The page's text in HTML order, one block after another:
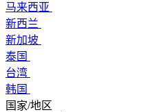
马来西亚
新西兰
新加坡
泰国
台湾
韩国
国家/地区